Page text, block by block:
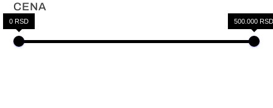
CENA
0 RSD 500.000